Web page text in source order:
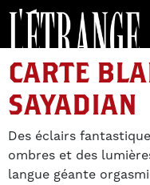
CARTE
SAYADIAN
Des éclairs
ombres et des
langue géante